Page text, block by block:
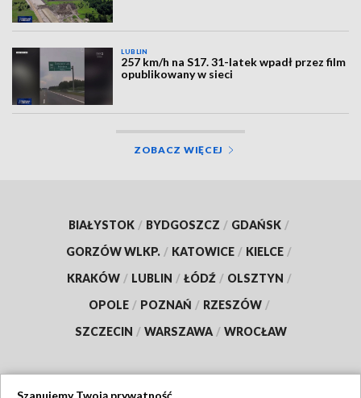
LUBLIN
257 km/h na S17. 31-latek wpadł przez film
opublikowany w sieci
ZOBACZ WIĘCEJ
BIAŁYSTOK / BYDGOSZCZ / GDAŃSK /
GORZÓW WLKP. / KATOWICE / KIELCE /
KRAKÓW / LUBLIN / ŁÓDŹ / OLSZTYN /
OPOLE / POZNAŃ / RZESZÓW /
SZCZECIN / WARSZAWA / WROCŁAW
Szanujemy Twoją prywatność